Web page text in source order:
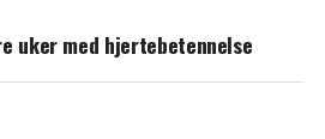
uker med hjertebetennelse